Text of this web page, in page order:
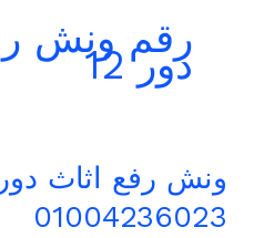
رقم ونش
دور 12
01004236023
ونش
رفع
اثاث